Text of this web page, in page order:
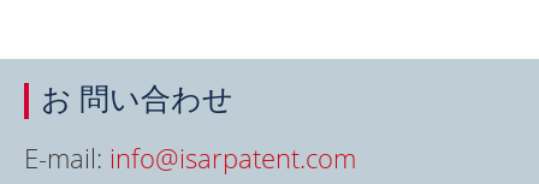
お 問い合わせ
E-mail: info@isarpatent.com